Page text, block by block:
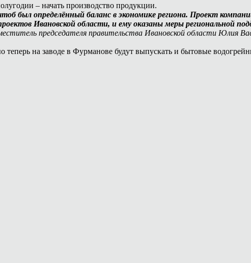
– начать производство продукции.
определённый баланс в экономике региона. Проект
Ивановской области, и ему оказаны меры региональной
председателя правительства Ивановской области Юлия
на заводе в Фурманове будут выпускать и бытовые